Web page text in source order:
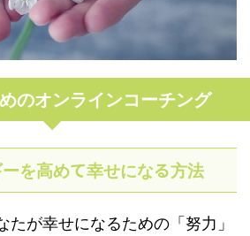
のオンラインコーチング
を高めて幸せになる方法
たが幸せになるための「努力」